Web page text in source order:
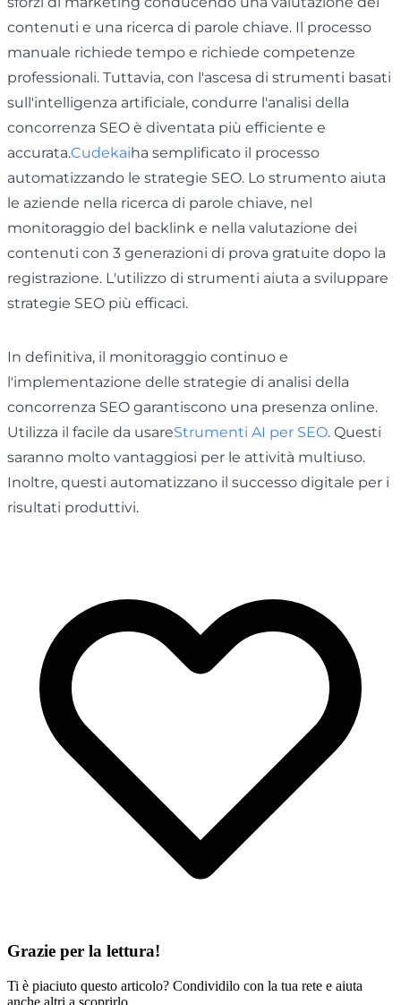
contenuti e una ricerca di parole chiave. Il processo
manuale richiede tempo e richiede competenze
professionali. Tuttavia, con l'ascesa di strumenti basati
sull'intelligenza artificiale, condurre l'analisi della
concorrenza SEO è diventata più efficiente e
accurata.Cudekaiha semplificato il processo
automatizzando le strategie SEO. Lo strumento aiuta
le aziende nella ricerca di parole chiave, nel
monitoraggio del backlink e nella valutazione dei
contenuti con 3 generazioni di prova gratuite dopo la
registrazione. L'utilizzo di strumenti aiuta a sviluppare
strategie SEO più efficaci.
In definitiva, il monitoraggio continuo e
l'implementazione delle strategie di analisi della
concorrenza SEO garantiscono una presenza online.
Utilizza il facile da usareStrumenti AI per SEO. Questi
saranno molto vantaggiosi per le attività multiuso.
Inoltre, questi automatizzano il successo digitale per i
risultati produttivi.
Grazie per la lettura!
Ti è piaciuto questo articolo? Condividilo con la tua rete e aiuta